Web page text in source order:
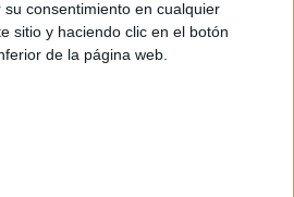
consentimiento en cualquier
sitio y haciendo clic en el botón
de la página web.
de los espacios públicos
que se produce una alta